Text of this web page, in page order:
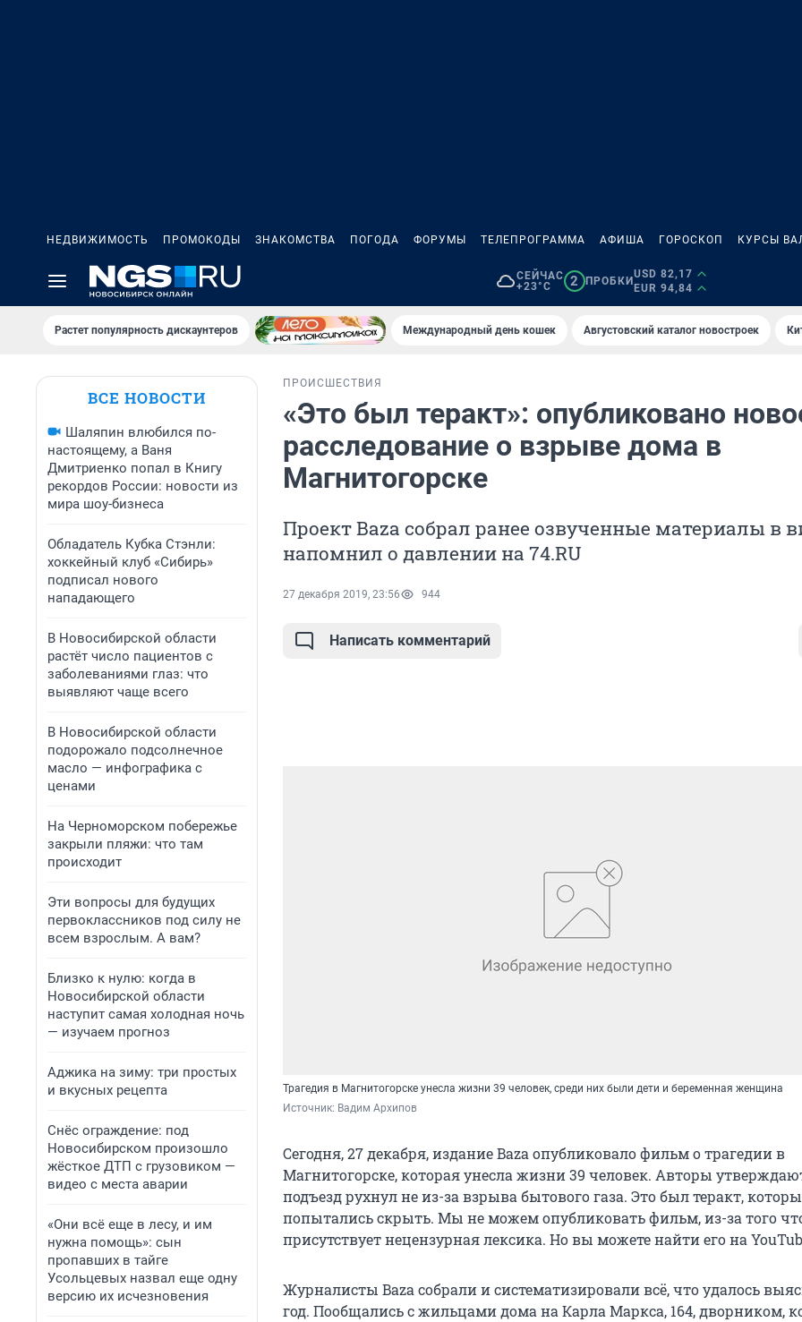
НЕДВИЖИМОСТЬ ПРОМОКОДЫ ЗНАКОМСТВА ПОГОДА ФОРУМЫ ТЕЛЕПРОГРАММА АФИША ГОРОСКОП КУРСЫ
СЕЙЧАС
+23°C
2 ПРОБКИ
USD 82,17
EUR 94,84
Растет популярность дискаунтеров Международный день кошек Августовский каталог новостроек
ВСЕ НОВОСТИ
Шаляпин влюбился по-
настоящему, а Ваня
Дмитриенко попал в Книгу
рекордов России: новости из
мира шоу-бизнеса
Обладатель Кубка Стэнли:
хоккейный клуб «Сибирь»
подписал нового
нападающего
В Новосибирской области
растёт число пациентов с
заболеваниями глаз: что
выявляют чаще всего
В Новосибирской области
подорожало подсолнечное
масло — инфографика с
ценами
На Черноморском побережье
закрыли пляжи: что там
происходит
Эти вопросы для будущих
первоклассников под силу не
всем взрослым. А вам?
Близко к нулю: когда в
Новосибирской области
наступит самая холодная ночь
— изучаем прогноз
Аджика на зиму: три простых
и вкусных рецепта
Снёс ограждение: под
Новосибирском произошло
жёсткое ДТП с грузовиком —
видео с места аварии
«Они всё еще в лесу, и им
нужна помощь»: сын
пропавших в тайге
Усольцевых назвал еще одну
версию их исчезновения
ПРОИСШЕСТВИЯ
«Это был теракт»: опубликовано
расследование о взрыве дома в
Магнитогорске
Проект Baza собрал ранее озвученные материалы в
напомнил о давлении на 74.RU
27 декабря 2019, 23:56 944
Написать комментарий
Трагедия в Магнитогорске унесла жизни 39 человек, среди них были дети и беременная женщина
Источник: Вадим Архипов
Сегодня, 27 декабря, издание Baza опубликовало фильм о трагедии в
Магнитогорске, которая унесла жизни 39 человек. Авторы
подъезд рухнул не из-за взрыва бытового газа. Это был теракт,
попытались скрыть. Мы не можем опубликовать фильм, из-за того
присутствует нецензурная лексика. Но вы можете найти его на
Журналисты Baza собрали и систематизировали всё, что удалось
год. Пообщались с жильцами дома на Карла Маркса, 164, дворником,